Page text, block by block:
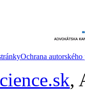
Ochrana autorského
,